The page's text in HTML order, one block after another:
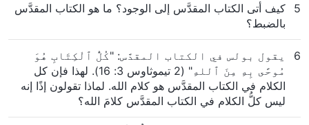
5
كيف أتى الكتاب المقدَّس إلى الوجود؟ ما هو الكتاب المقدَّس
بالضبط؟
6
يقول بولس في الكتاب المقدَّس: "كُلُّ ٱلْكِتَابِ هُوَ
مُوحًى بِهِ مِنَ ٱللهِ" (2 تيموثاوس 3: 16). لهذا فإن كل
الكلام في الكتاب المقدَّس هو كلام الله. لماذا تقولون إذًا إنه
ليس كلُّ الكلام في الكتاب المقدَّس كلامَ الله؟